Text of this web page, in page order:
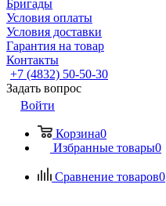
Бригады
Условия оплаты
Условия доставки
Гарантия на товар
Контакты
+7 (4832) 50-50-30
Задать вопрос
Войти
Корзина0
Избранные товары0
Сравнение товаров0